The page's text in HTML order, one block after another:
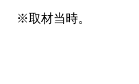
※取材当時。